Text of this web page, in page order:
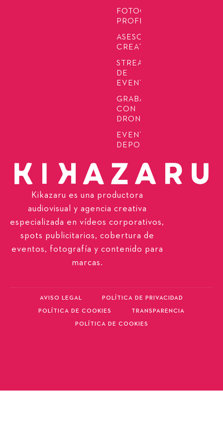
FOTOGRAFÍA
PROFESIONAL
ASESORÍA
CREATIVA
STREAMING
DE
EVENTOS
GRABACIÓN
CON
DRONES
EVENTOS
DEPORTIVOS
Kikazaru es una productora
audiovisual y agencia creativa
especializada en vídeos corporativos,
spots publicitarios, cobertura de
eventos, fotografía y contenido para
marcas.
AVISO LEGAL POLÍTICA DE PRIVACIDAD
POLÍTICA DE COOKIES TRANSPARENCIA
POLÍTICA DE COOKIES